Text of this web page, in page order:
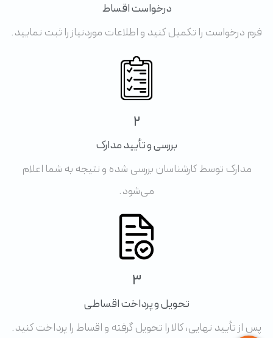
درخواست اقساط
فرم درخواست را تکمیل کنید و اطلاعات موردنیاز را ثبت نمایید.
2
بررسی و تأیید مدارک
مدارک توسط کارشناسان بررسی شده و نتیجه به شما اعلام
می‌شود.
3
تحویل و پرداخت اقساطی
پس از تأیید نهایی، کالا را تحویل گرفته و اقساط را پرداخت کنید.